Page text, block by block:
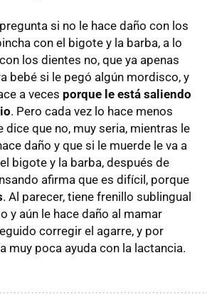
si no le hace daño con los
con el bigote y la barba, a lo
los dientes no, que ya apenas
bebé si le pegó algún mordisco, y
a veces porque le está saliendo
. Pero cada vez lo hace menos
dice que no, muy seria, mientras le
daño y que si le muerde le va a
bigote y la barba, después de
afirma que es difícil, porque
. Al parecer, tiene frenillo sublingual
y aún le hace daño al mamar
corregir el agarre, y por
muy poca ayuda con la lactancia.